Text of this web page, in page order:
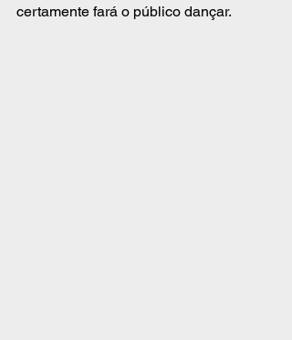
certamente fará o público dançar.